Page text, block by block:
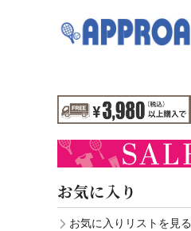
お気に入り
お気に入りリストを見る